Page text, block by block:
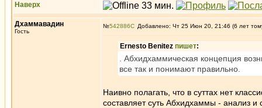
Наверх
Дхаммавадин
Гость
№542886 Добавлено: Чт 25 Июн 20, 21:46 (6 лет
Ernesto Benitez пишет:
. Абхидхаммическая концепция
все так и понимают правильно.
Наивно полагать, что в суттах нет
составляет суть Абхидхаммы - анализ и